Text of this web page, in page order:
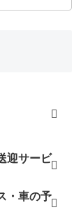
迎サービ
・車の予